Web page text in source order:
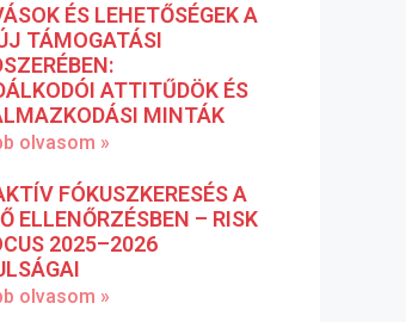
ÉS LEHETŐSÉGEK A
TÁMOGATÁSI
ATTITŰDÖK ÉS
MINTÁK
olvasom »
FÓKUSZKERESÉS A
ELLENŐRZÉSBEN – RISK
2025–2026
olvasom »